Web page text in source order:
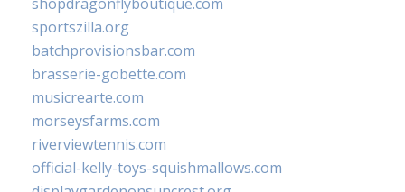
sportszilla.org
batchprovisionsbar.com
brasserie-gobette.com
musicrearte.com
morseysfarms.com
riverviewtennis.com
official-kelly-toys-squishmallows.com